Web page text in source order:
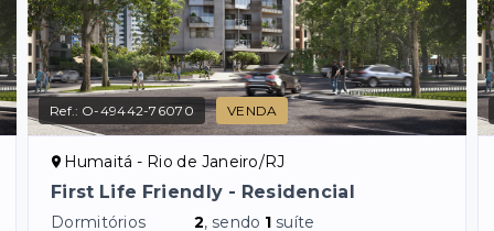
Ref.: O-49442-76070 VENDA
Humaitá - Rio de Janeiro/RJ
First Life Friendly - Residencial
Dormitórios 2, sendo 1 suíte